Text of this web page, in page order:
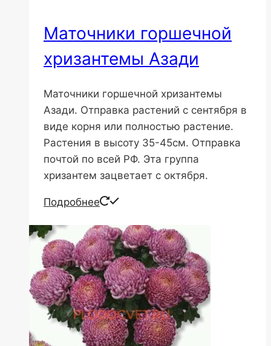
Маточники горшечной
хризантемы Азади
Маточники горшечной хризантемы
Азади. Отправка растений с сентября в
виде корня или полностью растение.
Растения в высоту 35-45см. Отправка
почтой по всей РФ. Эта группа
хризантем зацветает с октября.
Подробнее